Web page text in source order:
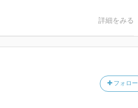
詳細をみる
フォロー